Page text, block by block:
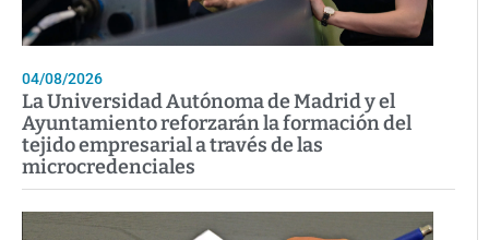
04/08/2026
La Universidad Autónoma de Madrid y el
Ayuntamiento reforzarán la formación del
tejido empresarial a través de las
microcredenciales